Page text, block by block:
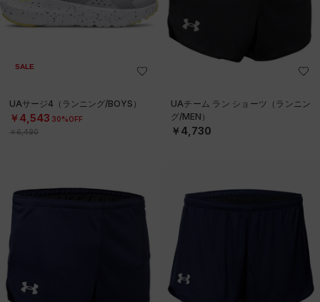
SALE
UAサージ4（ランニング/BOYS）
￥4,543 30%OFF
￥6,490
UAチーム ラン ショーツ（ランニン
グ/MEN）
￥4,730